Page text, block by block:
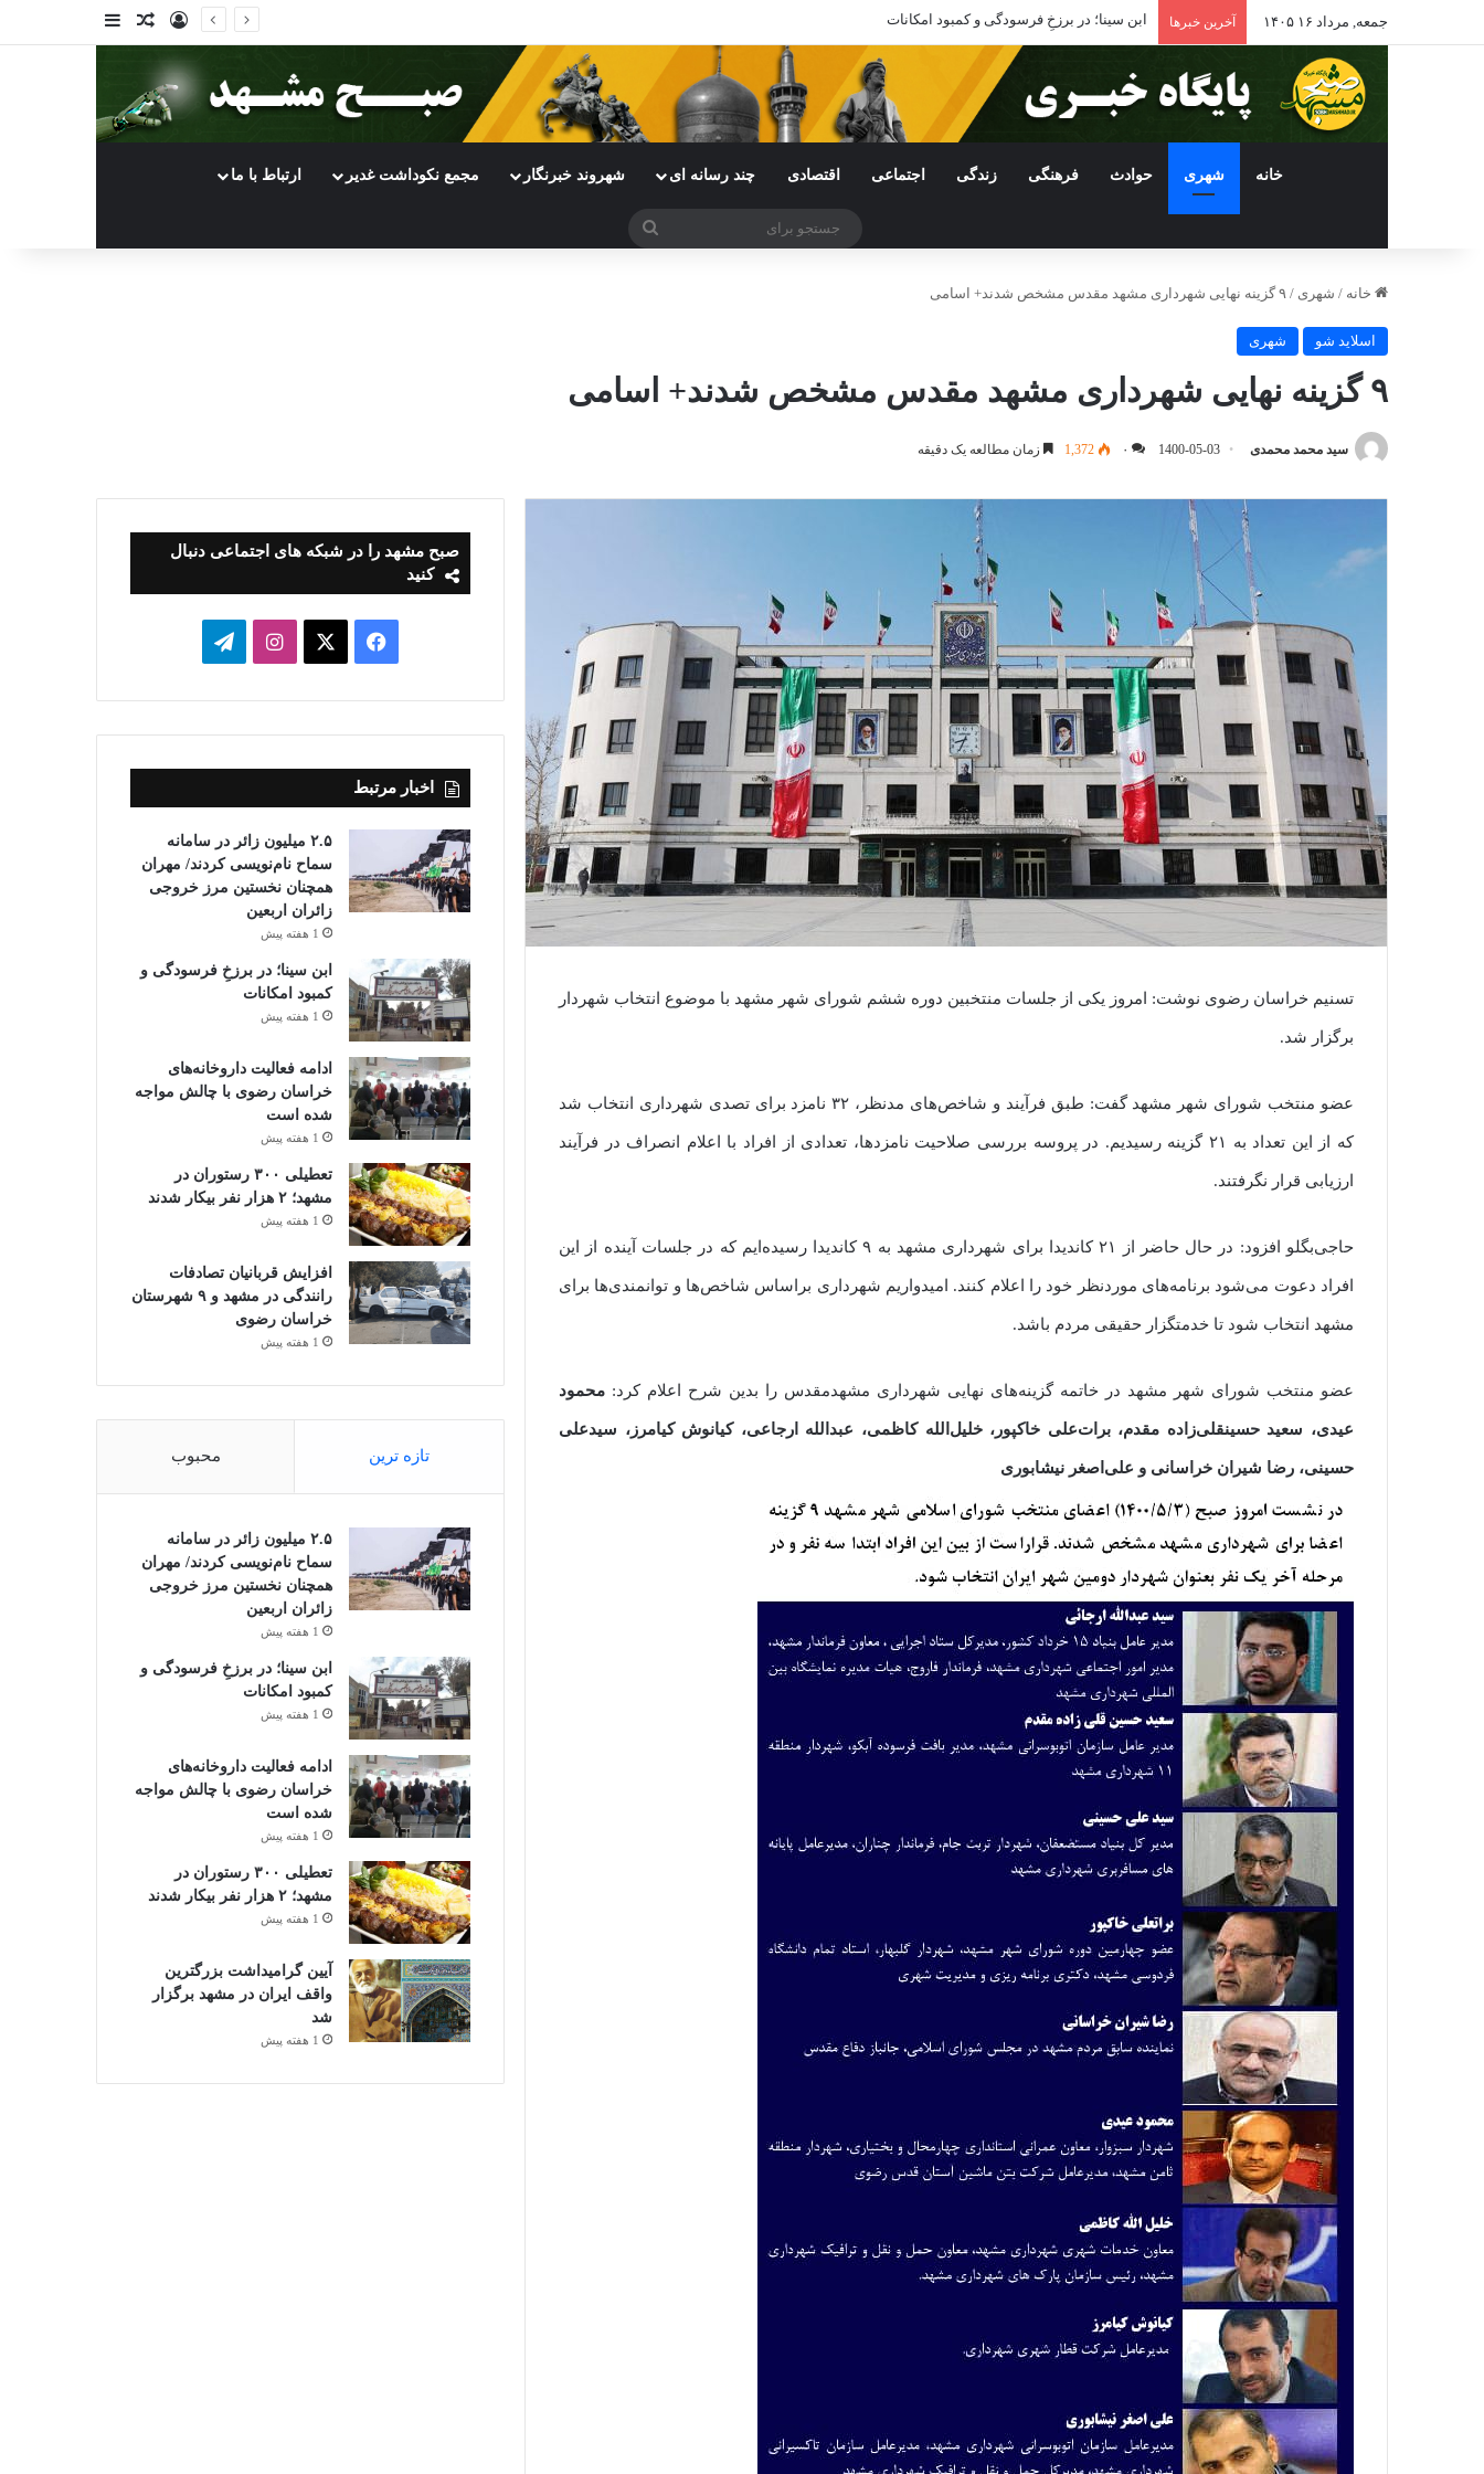
جمعه, مرداد ۱۶ ۱۴۰۵ آخرین خبرها ادامه فعالیت داروخانه‌های خراسان رضوی با چالش مواجه شده است ورودنوشته تصادفی
سایدبار
خانه شهری حوادث فرهنگی زندگی اجتماعی اقتصادی چند رسانه ای شهروند خبرنگار مجمع نکوداشت غدیر ارتباط با ما
جستجو
خانه / شهری / ۹ گزینه نهایی شهرداری مشهد مقدس مشخص شدند+ اسامی
اسلاید شو شهری
۹ گزینه نهایی شهرداری مشهد مقدس مشخص شدند+ اسامی
سید محمد محمدی 1400-05-03 ۰ 1,372 زمان مطالعه یک دقیقه
تسنیم خراسان رضوی نوشت: امروز یکی از جلسات منتخبین دوره ششم شورای شهر مشهد با موضوع انتخاب شهردار
برگزار شد.
عضو منتخب شورای شهر مشهد گفت: طبق فرآیند و شاخص‌های مدنظر، ۳۲ نامزد برای تصدی شهرداری انتخاب شد
که از این تعداد به ۲۱ گزینه رسیدیم. در پروسه بررسی صلاحیت نامزدها، تعدادی از افراد با اعلام انصراف در فرآیند
ارزیابی قرار نگرفتند.
حاجی‌بگلو افزود: در حال حاضر از ۲۱ کاندیدا برای شهرداری مشهد به ۹ کاندیدا رسیده‌ایم که در جلسات آینده از این
افراد دعوت می‌شود برنامه‌های مورد‌نظر خود را اعلام کنند. امیدواریم شهرداری بر‌اساس شاخص‌ها و توانمندی‌ها برای
مشهد انتخاب شود تا خدمتگزار حقیقی مردم باشد.
عضو منتخب شورای شهر مشهد در خاتمه گزینه‌های نهایی شهرداری مشهدمقدس را بدین شرح اعلام کرد: محمود
عیدی، سعید حسینقلی‌زاده مقدم، برات‌علی خاکپور، خلیل‌الله کاظمی، عبدالله ارجاعی، کیانوش کیامرز، سیدعلی
حسینی، رضا شیران خراسانی و علی‌اصغر نیشابوری
صبح مشهد را در شبکه های اجتماعی دنبال
کنید
فیسبوک ایکساینستاگرامتلگرام
اخبار مرتبط
۲.۵ میلیون زائر در سامانه
سماح نام‌نویسی کردند/ مهران
همچنان نخستین مرز خروجی
زائران اربعین
1 هفته پیش
ابن سینا؛ در برزخِ فرسودگی و
کمبود امکانات
1 هفته پیش
ادامه فعالیت داروخانه‌های
خراسان رضوی با چالش مواجه
شده است
1 هفته پیش
تعطیلی ۳۰۰ رستوران در
مشهد؛ ۲ هزار نفر بیکار شدند
1 هفته پیش
افزایش قربانیان تصادفات
رانندگی در مشهد و ۹ شهرستان
خراسان رضوی
1 هفته پیش
تازه ترین محبوب
۲.۵ میلیون زائر در سامانه
سماح نام‌نویسی کردند/ مهران
همچنان نخستین مرز خروجی
زائران اربعین
1 هفته پیش
ابن سینا؛ در برزخِ فرسودگی و
کمبود امکانات
1 هفته پیش
ادامه فعالیت داروخانه‌های
خراسان رضوی با چالش مواجه
شده است
1 هفته پیش
تعطیلی ۳۰۰ رستوران در
مشهد؛ ۲ هزار نفر بیکار شدند
1 هفته پیش
آیین گرامیداشت بزرگترین
واقف ایران در مشهد برگزار
شد
1 هفته پیش